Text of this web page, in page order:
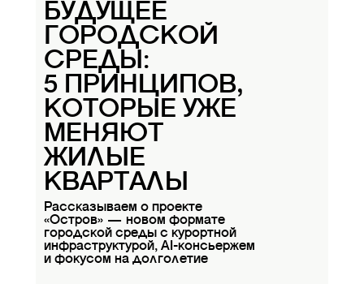
БУДУЩЕЕ
ГОРОДСКОЙ
СРЕДЫ:
5 ПРИНЦИПОВ,
КОТОРЫЕ УЖЕ
МЕНЯЮТ
ЖИЛЫЕ
КВАРТАЛЫ
Рассказываем о проекте
«Остров» — новом формате
городской среды с курортной
инфраструктурой, AI-консьержем
и фокусом на долголетие